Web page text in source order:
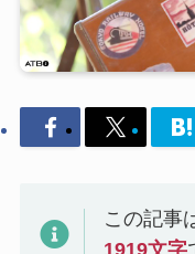
この記事
1919文字